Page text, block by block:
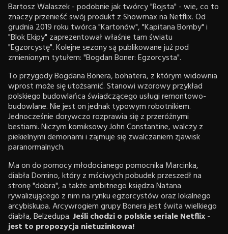
Bartosz Walaszek - podobnie jak twórcy "Rojsta" - wie, co to
znaczy przenieść swój produkt z Showmax na Netflix. Od
grudnia 2019 roku twórca "Kartonów", "Kapitana Bomby" i
"Blok Ekipy" zaprezentował właśnie tam światu
"Egzorcystę". Kolejne sezony są publikowane już pod
zmienionym tytułem: "Bogdan Boner: Egzorcysta".
To przygody Bogdana Bonera, bohatera, z którym widownia
wprost może się utożsamić. Stanowi wzorowy przykład
polskiego budowlańca świadczącego usługi remontowo-
budowlane. Nie jest on jednak typowym robotnikiem.
Jednocześnie dorywczo rozprawia się z przeróżnymi
bestiami. Niczym komiksowy John Constantine, walczy z
piekielnymi demonami i zajmuje się zwalczaniem zjawisk
paranormalnych.
Ma on do pomocy młodocianego pomocnika Marcinka,
diabła Domino, który z mściwych pobudek przeszedł na
stronę "dobra", a także ambitnego księdza Natana
rywalizującego z nim na rynku egzorcystów oraz lokalnego
arcybiskupa. Arcywrogiem grupy Bonera jest świta wielkiego
diabła, Belzedupa.Jeśli chodzi o polskie seriale Netflix -
jest to propozycja nietuzinkowa!